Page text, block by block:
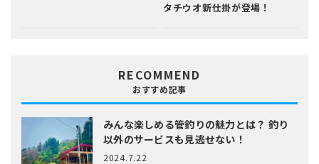
タチウオ新仕掛が登場！
RECOMMEND
おすすめ記事
みんな楽しめる管釣りの魅力とは？ 釣り
以外のサービスも見逃せない！
2024.7.22